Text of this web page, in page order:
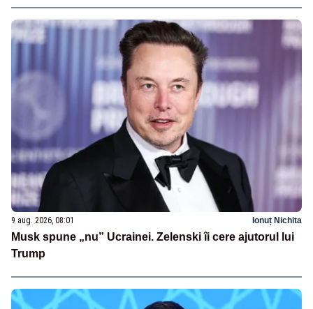
9 aug. 2026, 08:01 Ionuț Nichita
Musk spune „nu” Ucrainei. Zelenski îi cere ajutorul lui
Trump